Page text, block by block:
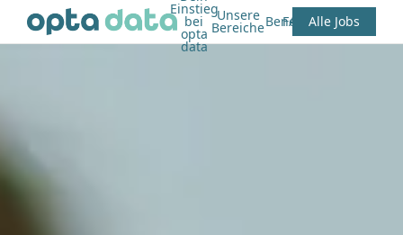
Einstieg
bei
opta
data
Unsere
BereicheBenefits
FAQ Alle Jobs